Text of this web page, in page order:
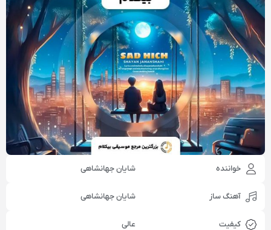
خواننده شایان جهانشاهی
آهنگ ساز شایان جهانشاهی
کیفیت عالی